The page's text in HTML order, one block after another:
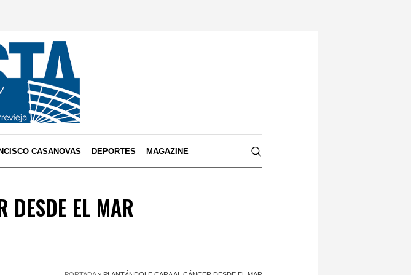
CASANOVAS DEPORTES MAGAZINE
DESDE EL MAR